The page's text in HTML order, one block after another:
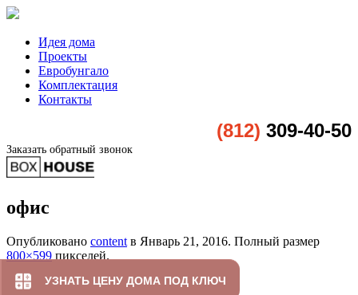
УЗНАТЬ ЦЕНУ ДОМА ПОД КЛЮЧ
Идея дома
Проекты
Евробунгало
Комплектация
Контакты
(812) 309-40-50
Заказать обратный звонок
офис
Опубликовано content в Январь 21, 2016. Полный размер
800×599 пикселей.